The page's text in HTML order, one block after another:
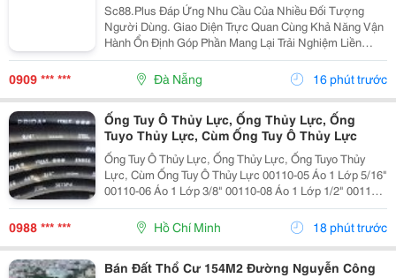
Sc88.Plus Đáp Ứng Nhu Cầu Của Nhiều Đối Tượng
Người Dùng. Giao Diện Trực Quan Cùng Khả Năng Vận
Hành Ổn Định Góp Phần Mang Lại Trải Nghiệm Liền
Mạch.
0909 *** *** Đà Nẵng 16 phút trước
Ống Tuy Ô Thủy Lực, Ống Thủy Lực, Ống
Tuyo Thủy Lực, Cùm Ống Tuy Ô Thủy Lực
Ống Tuy Ô Thủy Lực, Ống Thủy Lực, Ống Tuyo Thủy
Lực, Cùm Ống Tuy Ô Thủy Lực 00110-05 Áo 1 Lớp 5/16"
00110-06 Áo 1 Lớp 3/8" 00110-08 Áo 1 Lớp 1/2" 00110-
10 Áo 1 Lớp 5/8" 00110-16 Áo 1 Lớp 1" 00110-20 Áo 1...
0988 *** *** Hồ Chí Minh 18 phút trước
Bán Đất Thổ Cư 154M2 Đường Nguyễn Công